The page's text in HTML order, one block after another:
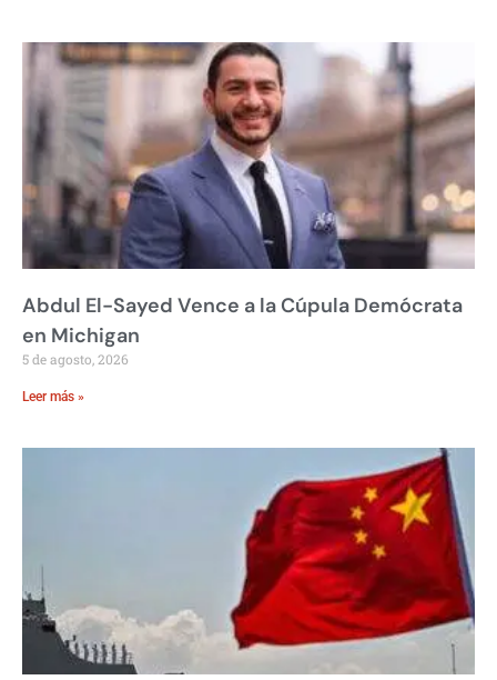
Abdul El-Sayed Vence a la Cúpula Demócrata
en Michigan
5 de agosto, 2026
Leer más »